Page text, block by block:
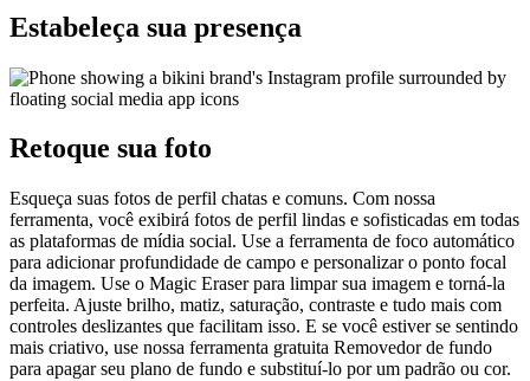
Estabeleça sua presença
Retoque sua foto
Esqueça suas fotos de perfil chatas e comuns. Com nossa
ferramenta, você exibirá fotos de perfil lindas e sofisticadas em todas
as plataformas de mídia social. Use a ferramenta de foco automático
para adicionar profundidade de campo e personalizar o ponto focal
da imagem. Use o Magic Eraser para limpar sua imagem e torná-la
perfeita. Ajuste brilho, matiz, saturação, contraste e tudo mais com
controles deslizantes que facilitam isso. E se você estiver se sentindo
mais criativo, use nossa ferramenta gratuita Removedor de fundo
para apagar seu plano de fundo e substituí-lo por um padrão ou cor.